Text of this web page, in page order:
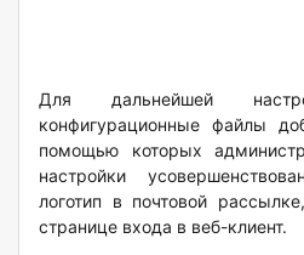
Для дальнейшей
конфигурационные файлы
помощью которых
настройки
логотип в почтовой
странице входа в веб-клиент.